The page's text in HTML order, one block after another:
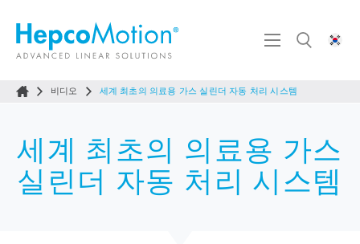
비디오 세계 최초의 의료용 가스 실린더 자동 처리 시스템
세계 최초의 의료용 가스
실린더 자동 처리 시스템